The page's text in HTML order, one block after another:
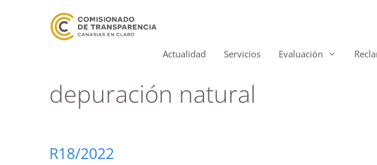
Actualidad Servicios Evaluación
depuración natural
R18/2022